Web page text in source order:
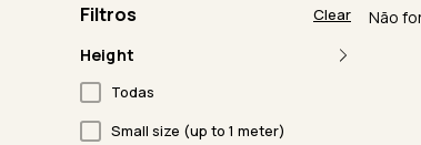
Filtros Clear
Height
Todas
Small size (up to 1 meter)
Não